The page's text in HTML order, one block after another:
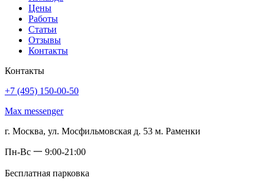
Цены
Работы
Статьи
Отзывы
Контакты
Контакты
+7 (495) 150-00-50
Max messenger
г. Москва, ул. Мосфильмовская д. 53 м. Раменки
Пн-Вс 一 9:00-21:00
Бесплатная парковка